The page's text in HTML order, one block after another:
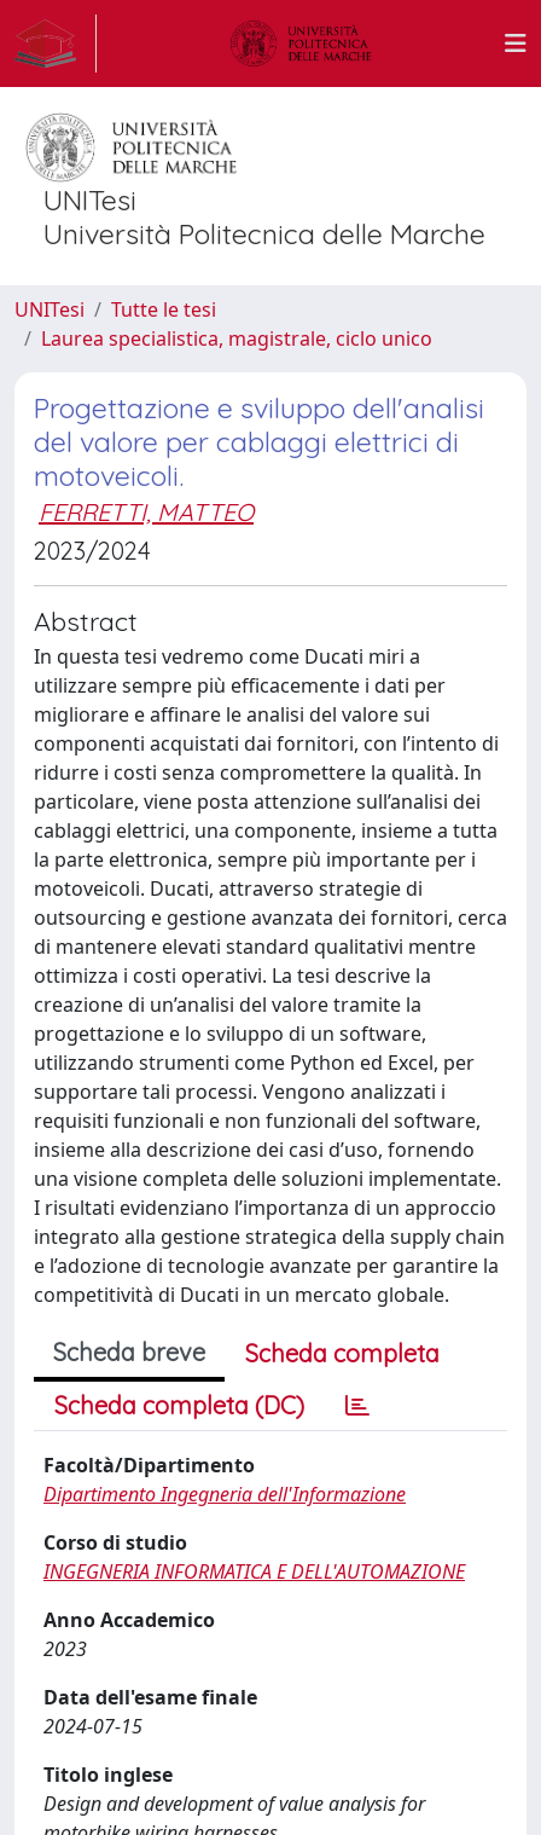
UNITesi
Università Politecnica delle Marche
UNITesi
Tutte le tesi
Laurea specialistica, magistrale, ciclo unico
Progettazione e sviluppo dell'analisi
del valore per cablaggi elettrici di
motoveicoli.
FERRETTI, MATTEO
2023/2024
Abstract
In questa tesi vedremo come Ducati miri a
utilizzare sempre più efficacemente i dati per
migliorare e affinare le analisi del valore sui
componenti acquistati dai fornitori, con l’intento di
ridurre i costi senza compromettere la qualità. In
particolare, viene posta attenzione sull’analisi dei
cablaggi elettrici, una componente, insieme a tutta
la parte elettronica, sempre più importante per i
motoveicoli. Ducati, attraverso strategie di
outsourcing e gestione avanzata dei fornitori, cerca
di mantenere elevati standard qualitativi mentre
ottimizza i costi operativi. La tesi descrive la
creazione di un’analisi del valore tramite la
progettazione e lo sviluppo di un software,
utilizzando strumenti come Python ed Excel, per
supportare tali processi. Vengono analizzati i
requisiti funzionali e non funzionali del software,
insieme alla descrizione dei casi d’uso, fornendo
una visione completa delle soluzioni implementate.
I risultati evidenziano l’importanza di un approccio
integrato alla gestione strategica della supply chain
e l’adozione di tecnologie avanzate per garantire la
competitività di Ducati in un mercato globale.
Scheda breve
Scheda completa
Scheda completa (DC)
Facoltà/Dipartimento
Dipartimento Ingegneria dell'Informazione
Corso di studio
INGEGNERIA INFORMATICA E DELL'AUTOMAZIONE
Anno Accademico
2023
Data dell'esame finale
2024-07-15
Titolo inglese
Design and development of value analysis for